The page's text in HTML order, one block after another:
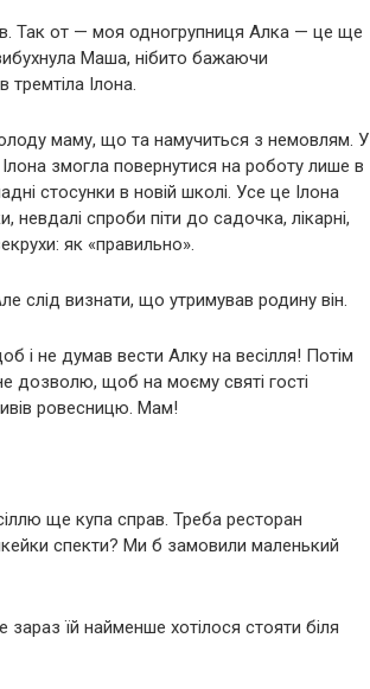
Так от — моя одногрупниця Алка — це ще
Маша, нібито бажаючи
Ілона.
маму, що та намучиться з немовлям. У
Ілона змогла повернутися на роботу лише в
стосунки в новій школі. Усе це Ілона
невдалі спроби піти до садочка, лікарні,
як «правильно».
слід визнати, що утримував родину він.
і не думав вести Алку на весілля! Потім
дозволю, щоб на моєму святі гості
ровесницю. Мам!
ще купа справ. Треба ресторан
спекти? Ми б замовили маленький
їй найменше хотілося стояти біля